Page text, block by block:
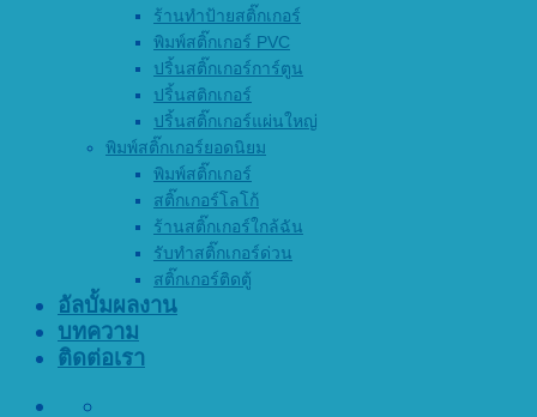
ร้านทำป้ายสติ๊กเกอร์
พิมพ์สติ๊กเกอร์ PVC
ปริ้นสติ๊กเกอร์การ์ตูน
ปริ้นสติกเกอร์
ปริ้นสติ๊กเกอร์แผ่นใหญ่
พิมพ์สติ๊กเกอร์ยอดนิยม
พิมพ์สติ๊กเกอร์
สติ๊กเกอร์โลโก้
ร้านสติ๊กเกอร์ใกล้ฉัน
รับทำสติ๊กเกอร์ด่วน
สติ๊กเกอร์ติดตู้
อัลบั้มผลงาน
บทความ
ติดต่อเรา